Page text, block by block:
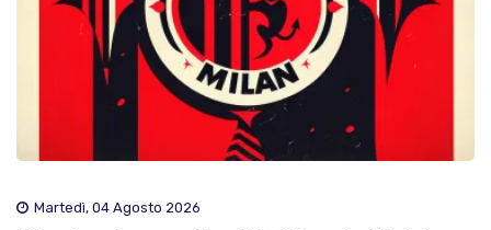
Martedì, 04 Agosto 2026